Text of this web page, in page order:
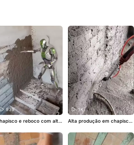
939
e reboco com alta
Saiba mais em: https://
ou entre em co
1K
Alta produção em chapisco
mais em: https://bullx.com.b
r ou entre em contato: (43)